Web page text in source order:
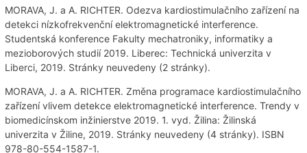
MORAVA, J. a A. RICHTER. Odezva kardiostimulačního zařízení na
detekci nízkofrekvenční elektromagnetické interference.
Studentská konference Fakulty mechatroniky, informatiky a
mezioborových studií 2019. Liberec: Technická univerzita v
Liberci, 2019. Stránky neuvedeny (2 stránky).
MORAVA, J. a A. RICHTER. Změna programace kardiostimulačního
zařízení vlivem detekce elektromagnetické interference. Trendy v
biomedicínskom inžinierstve 2019. 1. vyd. Žilina: Žilinská
univerzita v Žiline, 2019. Stránky neuvedeny (4 stránky). ISBN
978-80-554-1587-1.